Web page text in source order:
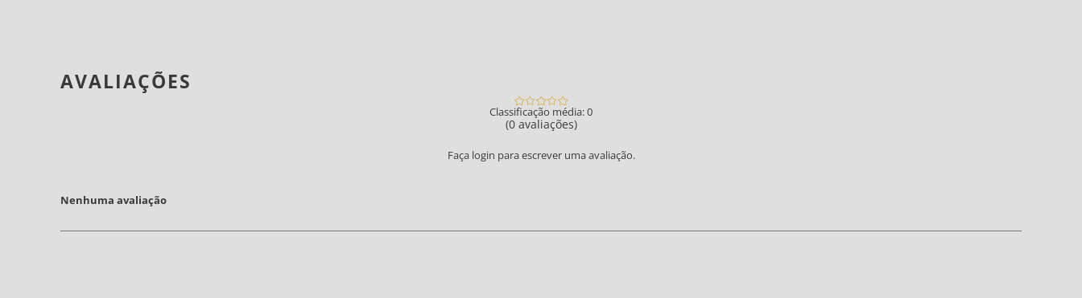
AVALIAÇÕES
Classificação média: 0
(0 avaliações)
Faça login para escrever uma avaliação.
Nenhuma avaliação